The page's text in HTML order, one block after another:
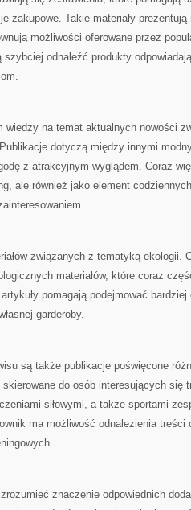
zakupowe. Takie materiały
możliwości oferowane przez
szybciej odnaleźć produkty
wiedzy na temat aktualnych nowości
dotyczą między innymi
z atrakcyjnym wyglądem. Coraz
ale również jako element
związanych z tematyką ekologii.
materiałów, które coraz
pomagają podejmować
garderoby.
są także publikacje poświęcone
skierowane do osób interesujących się
siłowymi, a także sportami
ma możliwość odnalezienia treści
znaczenie odpowiednich